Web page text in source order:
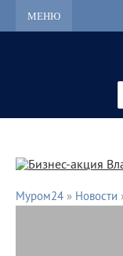
МЕНЮ
Муром24 » Новости